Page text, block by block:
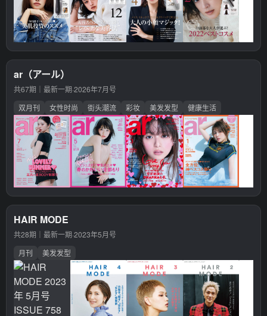
ar（アール）
共67期｜最新一期·2026年7月号
双月刊
女性时尚 街头潮流 彩妆 美发发型 健康生活
HAIR MODE
共28期｜最新一期·2023年5月号
月刊
美发发型